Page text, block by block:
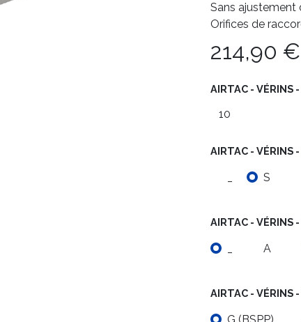
Sans ajustement
Orifices de
214,90 €
AIRTAC - VÉRINS
AIRTAC - VÉRINS
S
AIRTAC - VÉRINS
A
AIRTAC - VÉRINS
G (BSPP)